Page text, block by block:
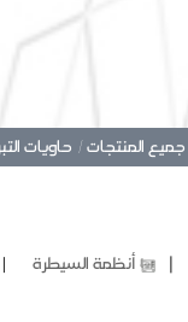
حاويات جميع المنتجات /
❘ أنظمة السيطرة ❘